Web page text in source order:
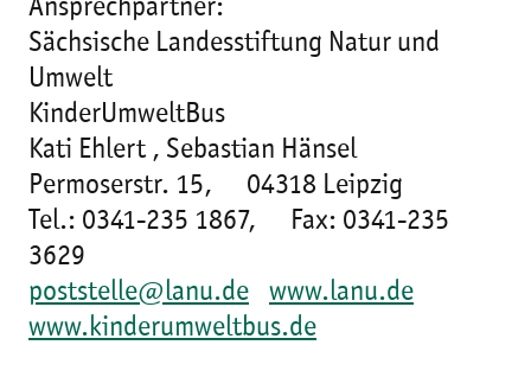
Ansprechpartner:
Sächsische Landesstiftung Natur und
Umwelt
KinderUmweltBus
Kati Ehlert , Sebastian Hänsel
Permoserstr. 15, 04318 Leipzig
Tel.: 0341-235 1867, Fax: 0341-235
3629
poststelle@lanu.de
www.lanu.de
www.kinderumweltbus.de